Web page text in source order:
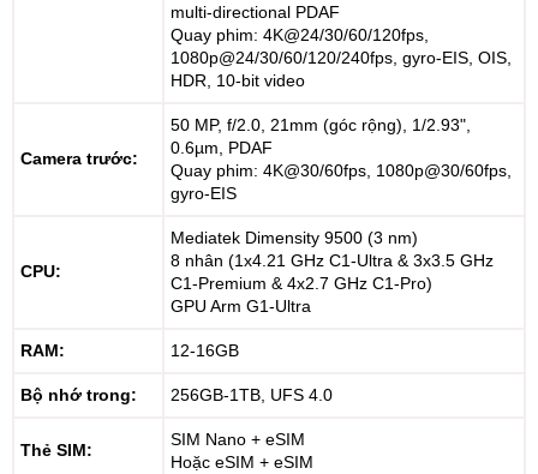
multi-directional PDAF
Quay phim: 4K@24/30/60/120fps,
1080p@24/30/60/120/240fps, gyro-EIS, OIS,
HDR, 10-bit video
Camera trước:
50 MP, f/2.0, 21mm (góc rộng), 1/2.93",
0.6µm, PDAF
Quay phim: 4K@30/60fps, 1080p@30/60fps,
gyro-EIS
CPU:
Mediatek Dimensity 9500 (3 nm)
8 nhân (1x4.21 GHz C1-Ultra & 3x3.5 GHz
C1-Premium & 4x2.7 GHz C1-Pro)
GPU Arm G1-Ultra
RAM: 12-16GB
Bộ nhớ trong: 256GB-1TB, UFS 4.0
Thẻ SIM:
SIM Nano + eSIM
Hoặc eSIM + eSIM